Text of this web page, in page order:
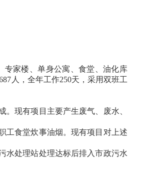
专家楼、单身公寓、食堂、油化库
人，全年工作250天，采用双班工
现有项目主要产生废气、废水、
工食堂炊事油烟。现有项目对上述
水处理站处理达标后排入市政污水